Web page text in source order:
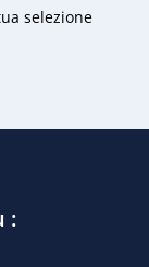
selezione
: